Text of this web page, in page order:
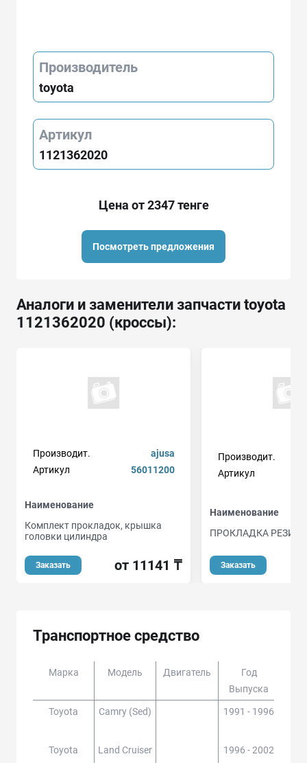
Производитель
toyota
Артикул
1121362020
Цена от 2347 тенге
Посмотреть предложения
Аналоги и заменители запчасти toyota
1121362020 (кроссы):
Производит.
ajusa
Артикул
56011200
Наименование
Комплект прокладок, крышка
головки цилиндра
Заказать от 11141 ₸
Производит.
Артикул
Наименование
ПРОКЛАДКА
Заказать
Транспортное средство
Марка Модель Двигатель
Год
Выпуска
Toyota Camry (sed) 1991 - 1996
Toyota
Land Cruiser
1996 - 2002